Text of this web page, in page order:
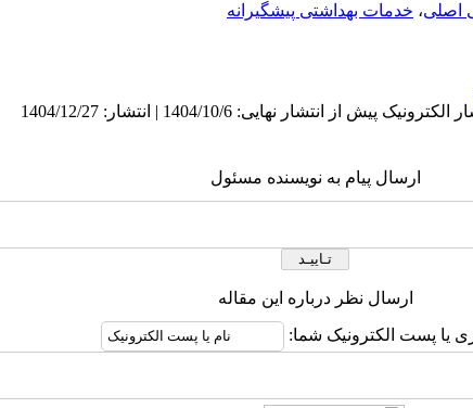
اصلی، خدمات بهداشتی پیشگیرانه
ارسال پیام به نویسنده مسئول
ارسال نظر درباره این مقاله
یا پست الکترونیک شما: